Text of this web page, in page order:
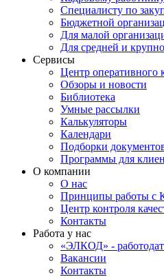
Специалисту по
Бюджетной
Для малой
Для средней и
Сервисы
Центр оперативного
Обзоры и новости
Библиотека
Умные рассылки
Калькуляторы
Календари
Подборки
Программы для
О компании
О нас
Принципы работы с
Центр контроля
Контакты
Работа у нас
«ЭЛКОД» -
Вакансии
Контакты